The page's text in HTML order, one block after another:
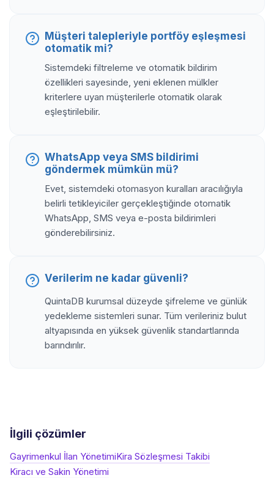
Müşteri talepleriyle portföy eşleşmesi
otomatik mi?
Sistemdeki filtreleme ve otomatik bildirim
özellikleri sayesinde, yeni eklenen mülkler
kriterlere uyan müşterilerle otomatik olarak
eşleştirilebilir.
WhatsApp veya SMS bildirimi
göndermek mümkün mü?
Evet, sistemdeki otomasyon kuralları aracılığıyla
belirli tetikleyiciler gerçekleştiğinde otomatik
WhatsApp, SMS veya e-posta bildirimleri
gönderebilirsiniz.
Verilerim ne kadar güvenli?
QuintaDB kurumsal düzeyde şifreleme ve günlük
yedekleme sistemleri sunar. Tüm verileriniz bulut
altyapısında en yüksek güvenlik standartlarında
barındırılır.
İlgili çözümler
Gayrimenkul İlan YönetimiKira Sözleşmesi Takibi
Kiracı ve Sakin Yönetimi